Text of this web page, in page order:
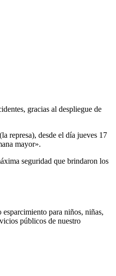
gracias al despliegue de
represa), desde el día jueves 17
mayor».
seguridad que brindaron los
para niños, niñas,
públicos de nuestro